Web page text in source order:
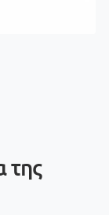
της